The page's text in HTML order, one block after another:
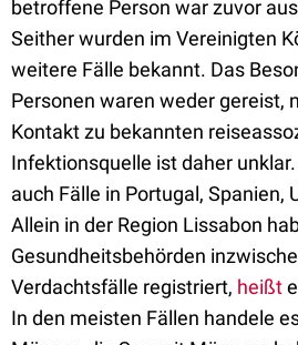
betroffene Person war zuvor
Seither wurden im Vereinigten
weitere Fälle bekannt. Das
Personen waren weder gereist,
Kontaktzu bekannten reise
Infektionsquelle ist daher
auch Fälle in Portugal, Spanien,
Allein in der Region Lissabon
Gesundheitsbehörden
Verdachtsfälle registriert, heißt
In den meisten Fällen handele